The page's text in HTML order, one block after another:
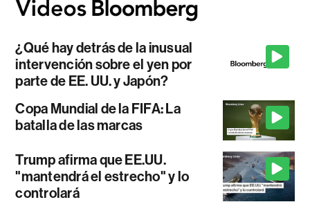
¿Qué hay detrás de la inusual
intervención sobre el yen por
parte de EE. UU. y Japón?
Copa Mundial de la FIFA: La
batalla de las marcas
Trump afirma que EE.UU.
"mantendrá el estrecho" y lo
controlará